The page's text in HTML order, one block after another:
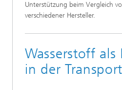
Unterstützung beim Vergleich
verschiedener Hersteller.
Wasserstoff
in der